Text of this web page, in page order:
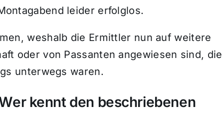
leider erfolglos.
weshalb die Ermittler nun auf weitere
oder von Passanten angewiesen sind, die
unterwegs waren.
kennt den beschriebenen